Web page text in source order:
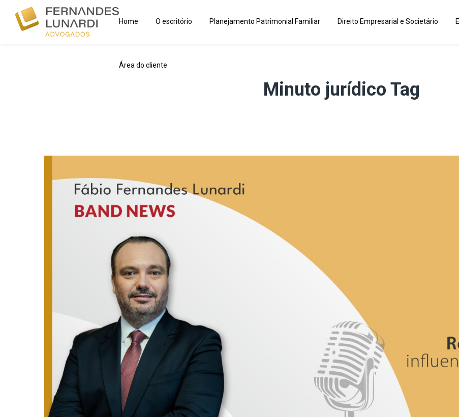
Home O escritório Planejamento Patrimonial Familiar Direito Empresarial e Societário
Área do cliente
Área do cliente
Minuto jurídico Tag